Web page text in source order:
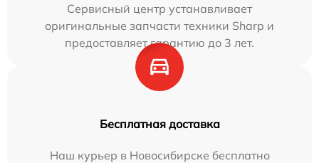
Сервисный центр устанавливает
оригинальные запчасти техники Sharp и
предоставляет гарантию до 3 лет.
Бесплатная доставка
Наш курьер в Новосибирске бесплатно